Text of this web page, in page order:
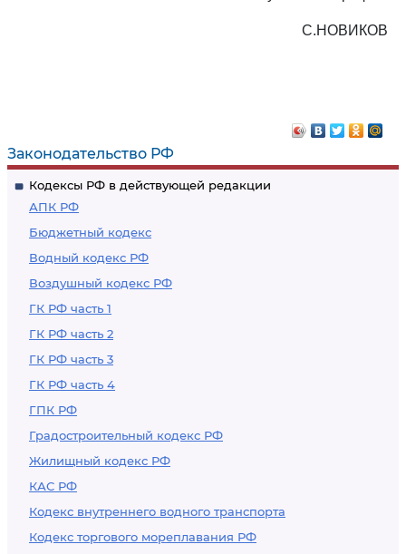
Законодательство РФ
Кодексы РФ в действующей редакции
АПК РФ
Бюджетный кодекс
Водный кодекс РФ
Воздушный кодекс РФ
ГК РФ часть 1
ГК РФ часть 2
ГК РФ часть 3
ГК РФ часть 4
ГПК РФ
Градостроительный кодекс РФ
Жилищный кодекс РФ
КАС РФ
Кодекс внутреннего водного транспорта
Кодекс торгового мореплавания РФ
С.НОВИКОВ